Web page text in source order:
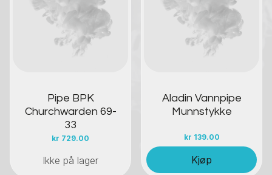
Pipe BPK
Churchwarden 69-
33
kr 729.00
Kontakt oss
Ikke på lager
Aladin Vannpipe
Munnstykke
kr 139.00
Kontakt oss
Kjøp